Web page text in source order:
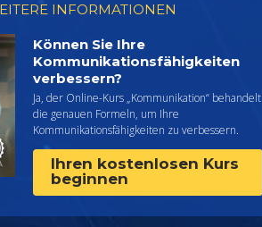
INFORMATIONEN
Können Sie Ihre
Kommunikations­fähigkeiten
verbessern?
Ja, der Online-Kurs „Kommunikation“ behandelt
die genauen Formeln, um Ihre
Kommunikationsfähigkeiten zu verbessern.
Ihren kostenlosen Kurs
beginnen